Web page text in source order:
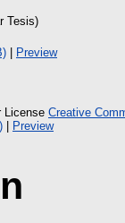
Tesis)
| Preview
License Creative
| Preview